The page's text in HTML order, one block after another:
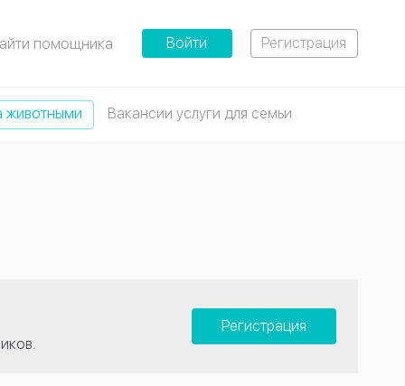
помощника Войти Регистрация
животными Вакансии услуги для семьи
Регистрация